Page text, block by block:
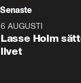
Senaste
6 AUGUSTI
Lasse Holm
livet